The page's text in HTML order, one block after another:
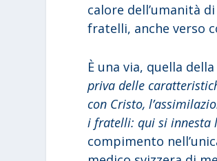
calore dell’umanità
fratelli, anche verso
È una via, quella
priva delle
con Cristo,
i fratelli: qui si innesta
compimento